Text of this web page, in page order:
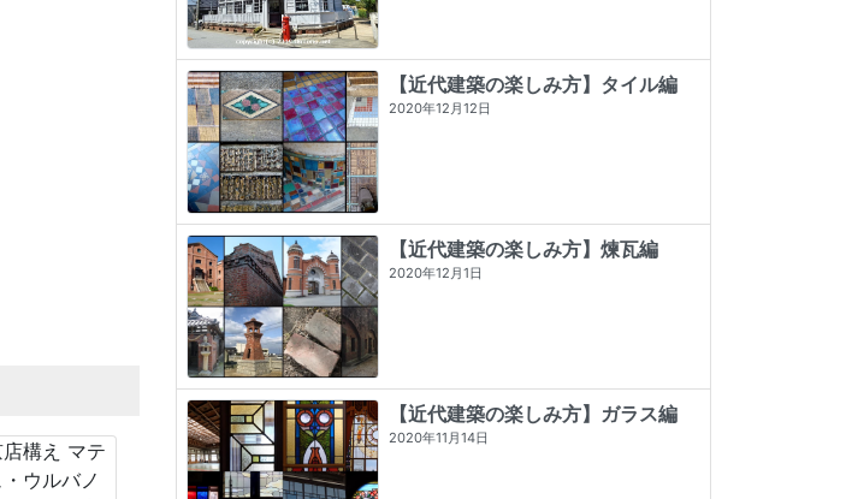
【近代建築の楽しみ方】タイル編
2020年12月12日
【近代建築の楽しみ方】煉瓦編
2020年12月1日
【近代建築の楽しみ方】ガラス編
2020年11月14日